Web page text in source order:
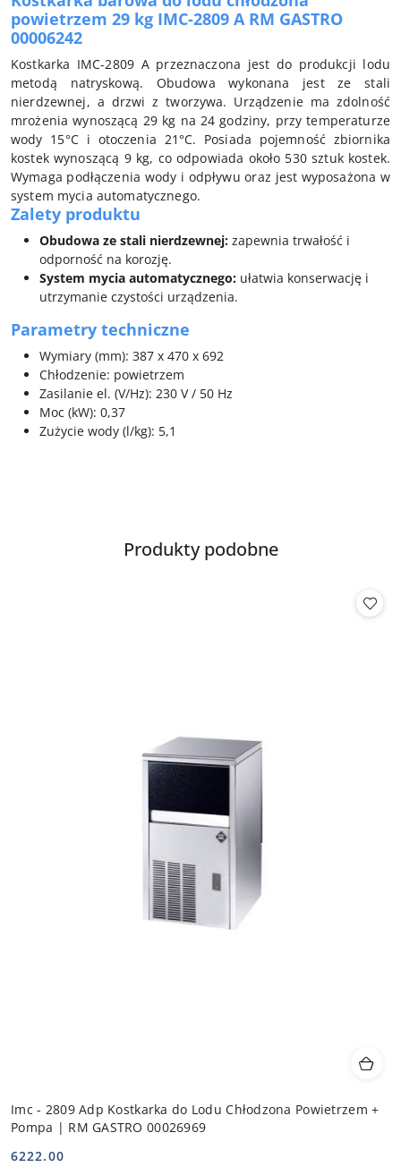
powietrzem 29 kg IMC-2809 A RM GASTRO
00006242
Kostkarka IMC-2809 A przeznaczona jest do produkcji lodu
metodą natryskową. Obudowa wykonana jest ze stali
nierdzewnej, a drzwi z tworzywa. Urządzenie ma zdolność
mrożenia wynoszącą 29 kg na 24 godziny, przy temperaturze
wody 15°C i otoczenia 21°C. Posiada pojemność zbiornika
kostek wynoszącą 9 kg, co odpowiada około 530 sztuk kostek.
Wymaga podłączenia wody i odpływu oraz jest wyposażona w
system mycia automatycznego.
Zalety produktu
Obudowa ze stali nierdzewnej: zapewnia trwałość i
odporność na korozję.
System mycia automatycznego: ułatwia konserwację i
utrzymanie czystości urządzenia.
Parametry techniczne
Wymiary (mm): 387 x 470 x 692
Chłodzenie: powietrzem
Zasilanie el. (V/Hz): 230 V / 50 Hz
Moc (kW): 0,37
Zużycie wody (l/kg): 5,1
Pomiń karuzelę produktów
Produkty
Produkty podobne
Imc - 2809 Adp Kostkarka do Lodu Chłodzona Powietrzem +
Pompa | RM GASTRO 00026969
6222.00